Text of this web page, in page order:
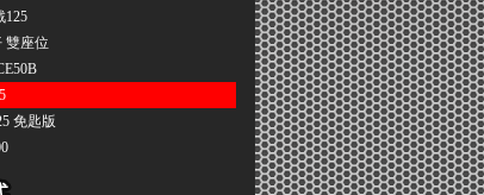
125
雙座位
免匙版